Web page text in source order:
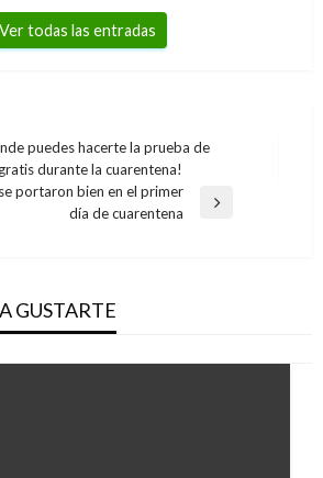
Ver todas las entradas
puedes hacerte la prueba de
durante la cuarentena!
portaron bien en el primer
día de cuarentena
GUSTARTE